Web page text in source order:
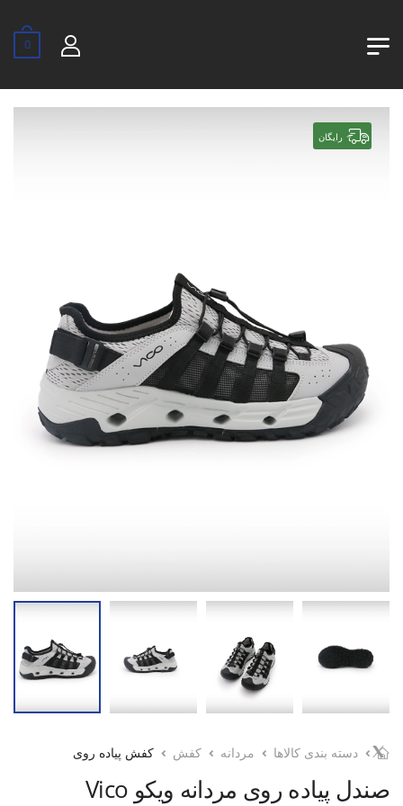
0
رایگان
دسته بندی کالاها مردانه کفش کفش پیاده روی
صندل پیاده روی مردانه ویکو Vico